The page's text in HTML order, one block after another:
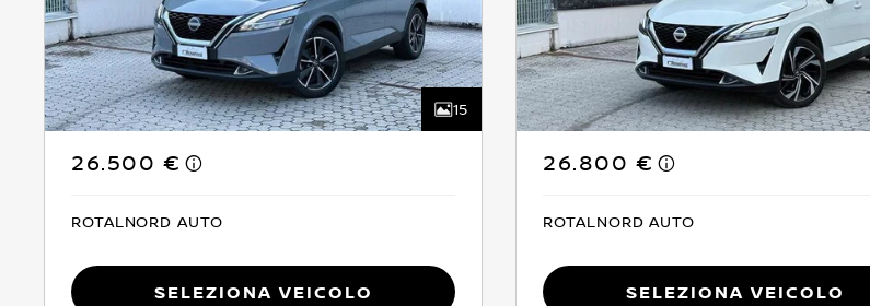
15
26.500 €
ROTALNORD AUTO
Seleziona Veicolo
26.800 €
ROTALNORD AUTO
Seleziona Veicolo